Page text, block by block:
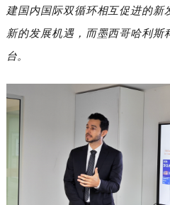
建国内国际双循环相互促进的新
新的发展机遇，而墨西哥哈利
台。